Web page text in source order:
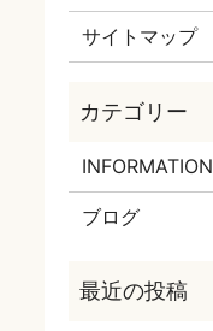
サイトマップ
INFORMATION
ブログ